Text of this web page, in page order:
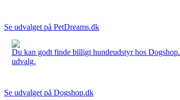
Se udvalget på PetDreams.dk
Du kan godt finde billigt hundeudstyr hos
udvalg.
Se udvalget på Dogshop.dk